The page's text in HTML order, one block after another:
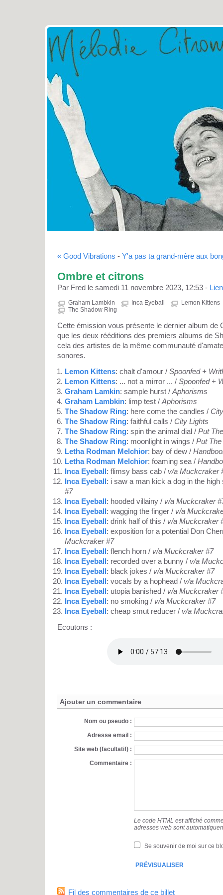
« Good Vibrations - Y'a pas ta grand-mère aux
Ombre et citrons
Par Fred le samedi 11 novembre 2023, 12:53 -
Graham Lambkin Inca Eyeball
Lemon Kittens
The Shadow Ring
Cette émission vous présente le dernier album de
que les deux rééditions des premiers albums de
cela des artistes de la même communauté
sonores.
Lemon Kittens: chalt d'amour / Spoonfed +
Lemon Kittens: ... not a mirror ... / Spoonfed +
Graham Lamkin: sample hurst / Aphorisms
Graham Lambkin: limp test / Aphorisms
The Shadow Ring: here come the candles /
The Shadow Ring: faithful calls / City Lights
The Shadow Ring: spin the animal dial / Put
The Shadow Ring: moonlight in wings / Put
Letha Rodman Melchior: bay of dew /
Letha Rodman Melchior: foaming sea /
Inca Eyeball: flimsy bass cab / v/a Muckcraker
Inca Eyeball: i saw a man kick a dog in the
#7
Inca Eyeball: hooded villainy / v/a Muckcraker
Inca Eyeball: wagging the finger / v/a
Inca Eyeball: drink half of this / v/a Muckcraker
Inca Eyeball: exposition for a potential Don
Muckcraker #7
Inca Eyeball: flench horn / v/a Muckcraker #7
Inca Eyeball: recorded over a bunny / v/a
Inca Eyeball: black jokes / v/a Muckcraker #7
Inca Eyeball: vocals by a hophead / v/a
Inca Eyeball: utopia banished / v/a Muckcraker
Inca Eyeball: no smoking / v/a Muckcraker #7
Inca Eyeball: cheap smut reducer / v/a
Ecoutons :
Ajouter un commentaire
Nom ou pseudo :
Adresse email :
Site web (facultatif) :
Commentaire :
Le code HTML est affiché
adresses web sont
Se souvenir de moi sur ce
Fil des commentaires de ce billet